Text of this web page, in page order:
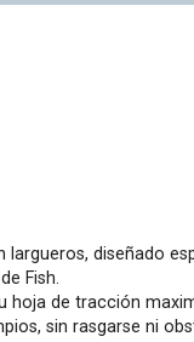
diseñado
Fish.
hoja de tracción
sin rasgarse ni